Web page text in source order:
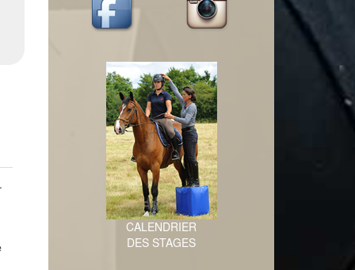
.
CALENDRIER
DES STAGES